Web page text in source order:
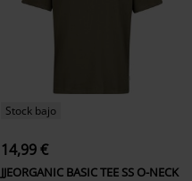
Stock bajo
14,99 €
JJEORGANIC BASIC TEE SS O-NECK